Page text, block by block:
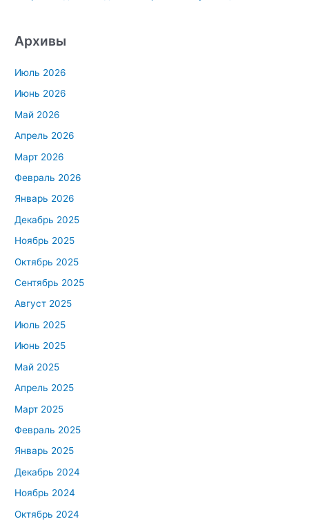
Архивы
Июль 2026
Июнь 2026
Май 2026
Апрель 2026
Март 2026
Февраль 2026
Январь 2026
Декабрь 2025
Ноябрь 2025
Октябрь 2025
Сентябрь 2025
Август 2025
Июль 2025
Июнь 2025
Май 2025
Апрель 2025
Март 2025
Февраль 2025
Январь 2025
Декабрь 2024
Ноябрь 2024
Октябрь 2024